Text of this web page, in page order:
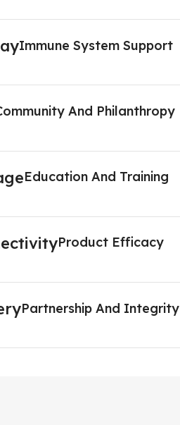
Immune System Support
And Philanthropy
Education And Training
Product Efficacy
Partnership And Integrity